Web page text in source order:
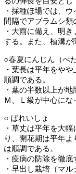
・採種ほ場では、
間隔でアブラムシ類
・大雨に備え、明
する。また、植溝が
○春夏にんじん（べ
・葉長は平年をや
順調である。
・葉の半数以上が
Ｍ、Ｌ級が中心にな
○ ばれいしょ
・草丈は平年を大
り、開花期は平年
は順調である。
・疫病の防除を徹底
・早出し栽培（マ